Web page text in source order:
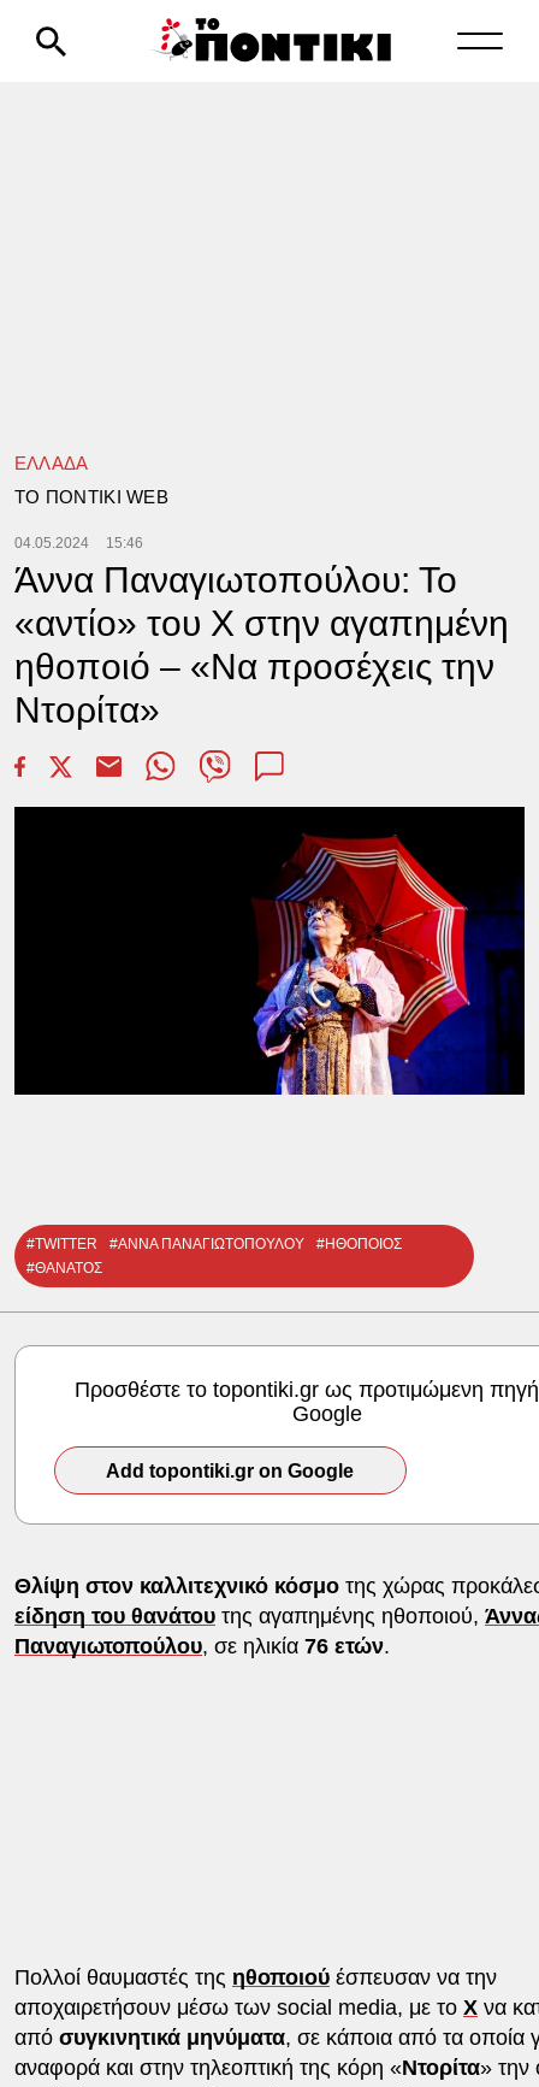
ΕΛΛΑΔΑ
TΟ ΠΟΝΤΙΚΙ WEB
04.05.2024 15:46
Άννα Παναγιωτοπούλου: Το
«αντίο» του X στην αγαπημένη
ηθοποιό – «Να προσέχεις την
Ντορίτα»
#TWITTER #ΑΝΝΑ ΠΑΝΑΓΙΩΤΟΠΟΥΛΟΥ
#ΗΘΟΠΟΙΟΣ
#ΘΑΝΑΤΟΣ
Προσθέστε το topontiki.gr ως προτιμώμενη
Google
Add topontiki.gr on Google
Θλίψη στον καλλιτεχνικό κόσμοτης χώρας
είδηση του θανάτουτης αγαπημένης ηθοποιού,
Παναγιωτοπούλου, σε ηλικία 76 ετών.
Πολλοί θαυμαστές της ηθοποιούέσπευσαν να την
αποχαιρετήσουν μέσω των social media, με το Xνα
από συγκινητικά μηνύματα, σε κάποια από τα οποία
αναφορά και στην τηλεοπτική της κόρη «Ντορίτα» την